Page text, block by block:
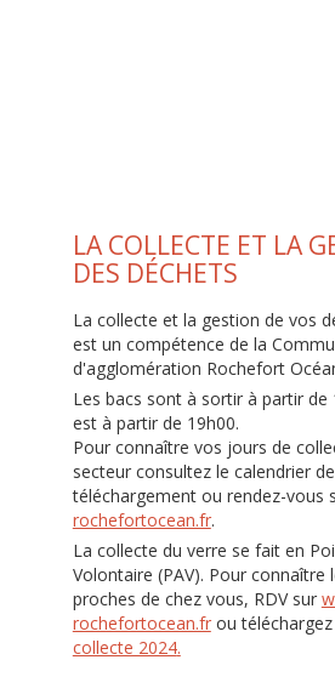
LA COLLECTE ET LA
DES DÉCHETS
La collecte et la gestion de vos
est un compétence de la
d'agglomération Rochefort
Les bacs sont à sortir à partir de
est à partir de 19h00.
Pour connaître vos jours de
secteur consultez le calendrier
téléchargement ou rendez-vous
rochefortocean.fr.
La collecte du verre se fait en
Volontaire (PAV). Pour connaître
proches de chez vous, RDV sur
rochefortocean.frou téléchargez
collecte 2024.